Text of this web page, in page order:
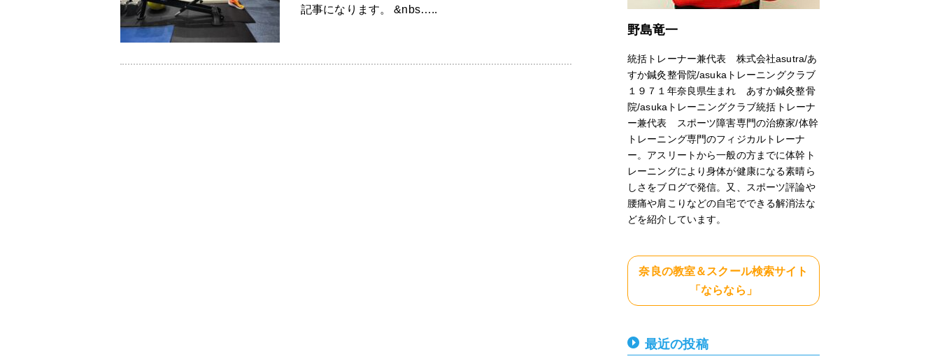
記事になります。 &nbs…..
野島竜一
統括トレーナー兼代表 株式会社asutra/あ
すか鍼灸整骨院/asukaトレーニングクラブ
１９７１年奈良県生まれ あすか鍼灸整骨
院/asukaトレーニングクラブ統括トレーナ
ー兼代表 スポーツ障害専門の治療家/体幹
トレーニング専門のフィジカルトレーナ
ー。アスリートから一般の方までに体幹ト
レーニングにより身体が健康になる素晴ら
しさをブログで発信。又、スポーツ評論や
腰痛や肩こりなどの自宅でできる解消法な
どを紹介しています。
奈良の教室＆スクール検索サイト
「ならなら」
最近の投稿